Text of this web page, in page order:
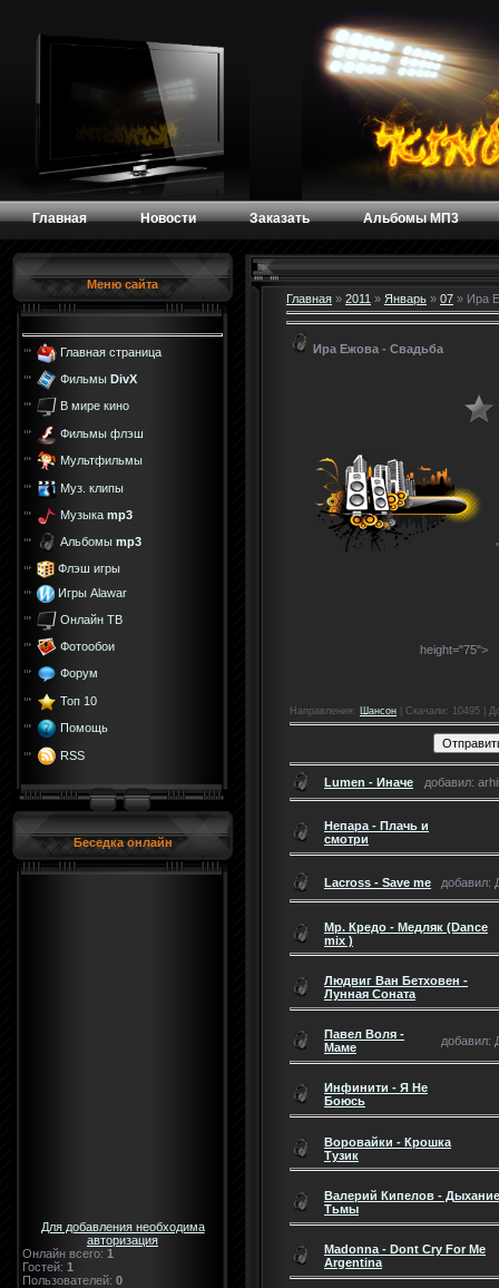
Главная Новости Заказать Альбомы МП3
Меню сайта
Главная страница
Фильмы DivX
В мире кино
Фильмы флэш
Мультфильмы
Муз. клипы
Музыка mp3
Альбомы mp3
Флэш игры
Игры Alawar
Онлайн ТВ
Фотообои
Форум
Топ 10
Помощь
RSS
Беседка онлайн
Для добавления необходима
авторизация
Онлайн всего: 1
Гостей: 1
Пользователей: 0
Главная » 2011 » Январь » 07 » Ира
Ира Ежова - Свадьба
height="75">
Направления : Шансон Скачали: 10495 |
Lumen - Иначе добавил:
Непара - Плачь и
смотри
Lacross - Save me добавил:
Мр. Кредо - Медляк (Dance
mix )
Людвиг Ван Бетховен -
Лунная Соната
Павел Воля -
Маме
добавил:
Инфинити - Я Не
Боюсь
Воровайки - Крошка
Тузик
Валерий Кипелов - Дыхание
Тьмы
Madonna - Dont Cry For Me
Argentina